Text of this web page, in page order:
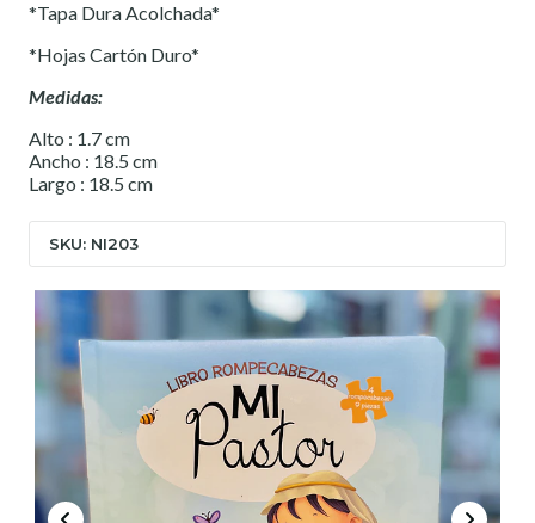
*Tapa Dura Acolchada*
*Hojas Cartón Duro*
Medidas:
Alto : 1.7 cm
Ancho : 18.5 cm
Largo : 18.5 cm
SKU: NI203